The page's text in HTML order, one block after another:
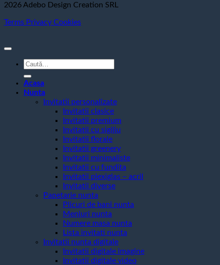
2026 Adebo Design Creation SRL
Terms Privacy Cookies
Caută
după:
Acasa
Nunta
Invitatii personalizate
Invitatii clasice
Invitatii premium
Invitatii cu sigiliu
Invitatii florale
Invitatii greenery
Invitatii minimaliste
Invitatii cu fundita
Invitatii plexiglas – acril
Invitatii diverse
Papetarie nunta
Plicuri de bani nunta
Meniuri nunta
Numere masa nunta
Lista invitati nunta
Invitatii nunta digitale
Invitatii digitale imagine
Invitatii digitale video